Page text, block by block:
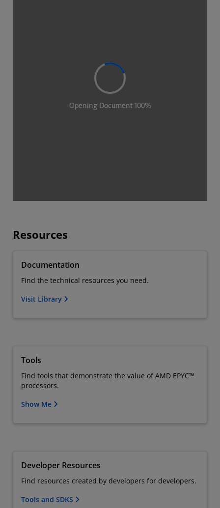
Resources
Documentation
Find the technical resources you need.
Visit Library
Tools
Find tools that demonstrate the value of AMD EPYC™
processors.
Show Me
Developer Resources
Find resources created by developers for developers.
Tools and SDKS